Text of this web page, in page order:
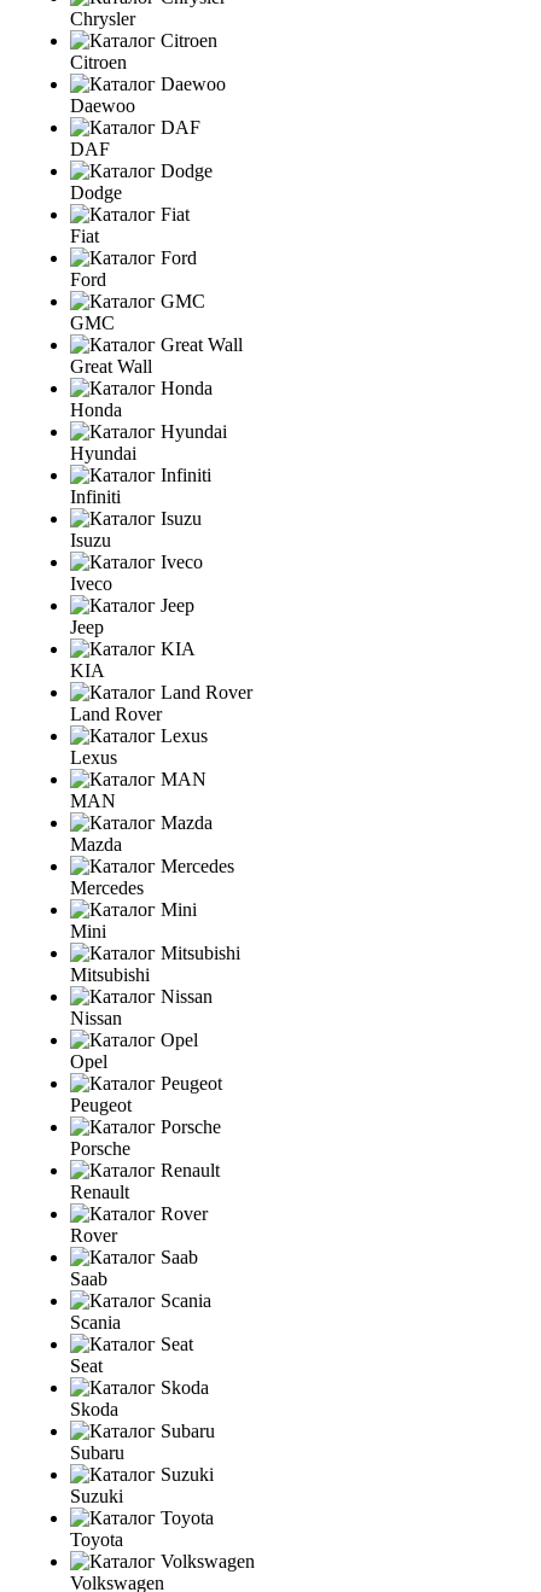
Chrysler
Citroen
Daewoo
DAF
Dodge
Fiat
Ford
GMC
Great Wall
Honda
Hyundai
Infiniti
Isuzu
Iveco
Jeep
KIA
Land Rover
Lexus
MAN
Mazda
Mercedes
Mini
Mitsubishi
Nissan
Opel
Peugeot
Porsche
Renault
Rover
Saab
Scania
Seat
Skoda
Subaru
Suzuki
Toyota
Volkswagen